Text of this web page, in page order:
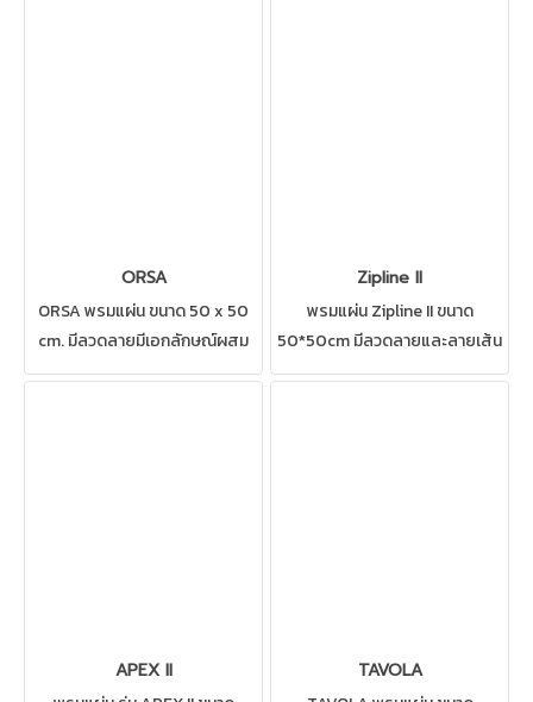
ORSA
ORSA พรมแผ่น ขนาด 50 x 50
cm. มีลวดลายมีเอกลักษณ์ผสม
ผสานทั้งลวดลายและสีพื้น
Zipline II
พรมแผ่น Zipline II ขนาด
50*50cm มีลวดลายและลายเส้น
ที่เป็นเอกลักษณ์ สามารถปูได้ทุก
APEX II
TAVOLA